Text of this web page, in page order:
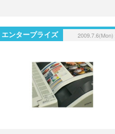
エンタープライズ 2009.7.6(Mon)